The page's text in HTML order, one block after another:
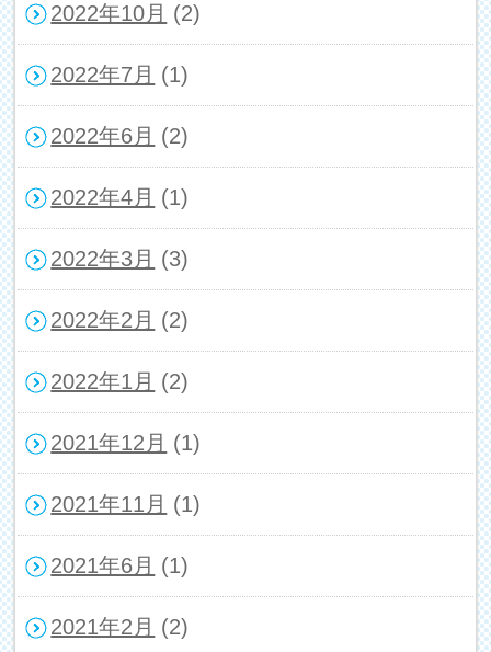
2022年10月 (2)
2022年7月 (1)
2022年6月 (2)
2022年4月 (1)
2022年3月 (3)
2022年2月 (2)
2022年1月 (2)
2021年12月 (1)
2021年11月 (1)
2021年6月 (1)
2021年2月 (2)